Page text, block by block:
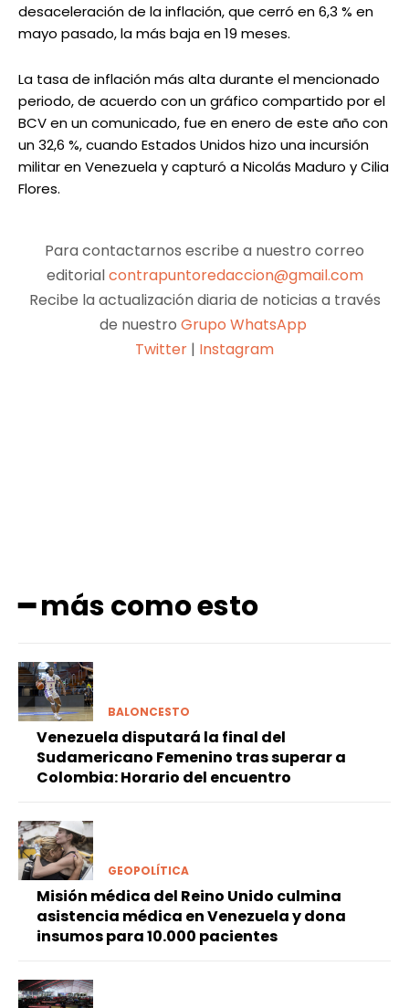
desaceleración de la inflación, que cerró en 6,3 % en
mayo pasado, la más baja en 19 meses.
La tasa de inflación más alta durante el mencionado
periodo, de acuerdo con un gráfico compartido por el
BCV en un comunicado, fue en enero de este año con
un 32,6 %, cuando Estados Unidos hizo una incursión
militar en Venezuela y capturó a Nicolás Maduro y Cilia
Flores.
Para contactarnos escribe a nuestro correo
editorialcontrapuntoredaccion@gmail.com
Recibe la actualización diaria de noticias a través
de nuestro Grupo WhatsApp
Twitter | Instagram
━ más como esto
BALONCESTO
Venezuela disputará la final del
Sudamericano Femenino tras superar a
Colombia: Horario del encuentro
GEOPOLÍTICA
Misión médica del Reino Unido culmina
asistencia médica en Venezuela y dona
insumos para 10.000 pacientes